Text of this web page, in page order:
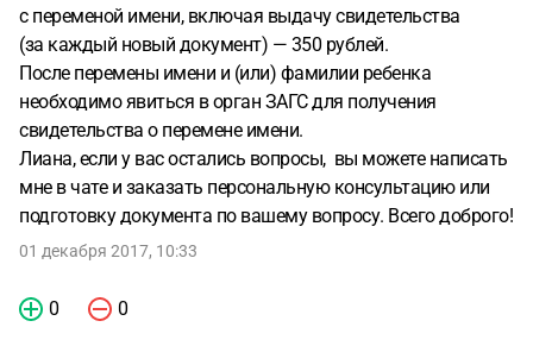
с переменой имени, включая выдачу свидетельства
(за каждый новый документ) — 350 рублей.
После перемены имени и (или) фамилии ребенка
необходимо явиться в орган ЗАГС для получения
свидетельства о перемене имени.
Лиана, если у вас остались вопросы, вы можете написать
мне в чате и заказать персональную консультацию или
подготовку документа по вашему вопросу. Всего доброго!
01 декабря 2017, 10:33
0 0